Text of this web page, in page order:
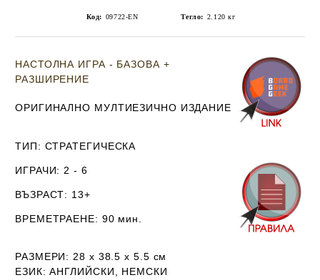
Код: 09722-EN Тегло: 2.120 кг
НАСТОЛНА ИГРА - БАЗОВА +
РАЗШИРЕНИЕ
ОРИГИНАЛНО МУЛТИЕЗИЧНО ИЗДАНИЕ
ТИП: СТРАТЕГИЧЕСКА
ИГРАЧИ: 2 - 6
ВЪЗРАСТ: 13+
ВРЕМЕТРАЕНЕ: 90 мин.
РАЗМЕРИ: 28 х 38.5 х 5.5 см
ЕЗИК: АНГЛИЙСКИ, НЕМСКИ